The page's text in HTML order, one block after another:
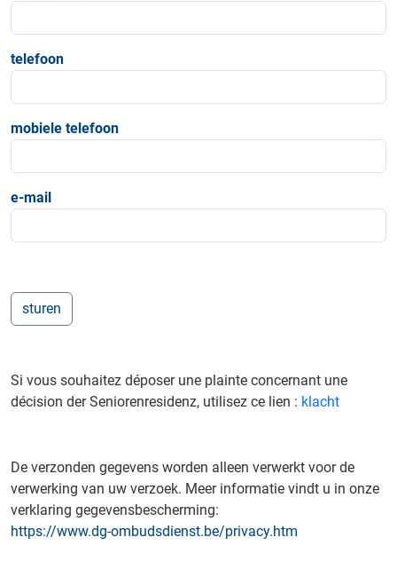
telefoon
mobiele telefoon
e-mail
Si vous souhaitez déposer une plainte concernant une
décision der Seniorenresidenz, utilisez ce lien : klacht
De verzonden gegevens worden alleen verwerkt voor de
verwerking van uw verzoek. Meer informatie vindt u in onze
verklaring gegevensbescherming:
https://www.dg-ombudsdienst.be/privacy.htm